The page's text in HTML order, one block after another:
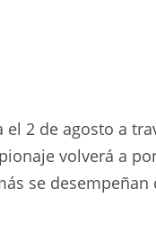
2 de agosto a
volverá a
se